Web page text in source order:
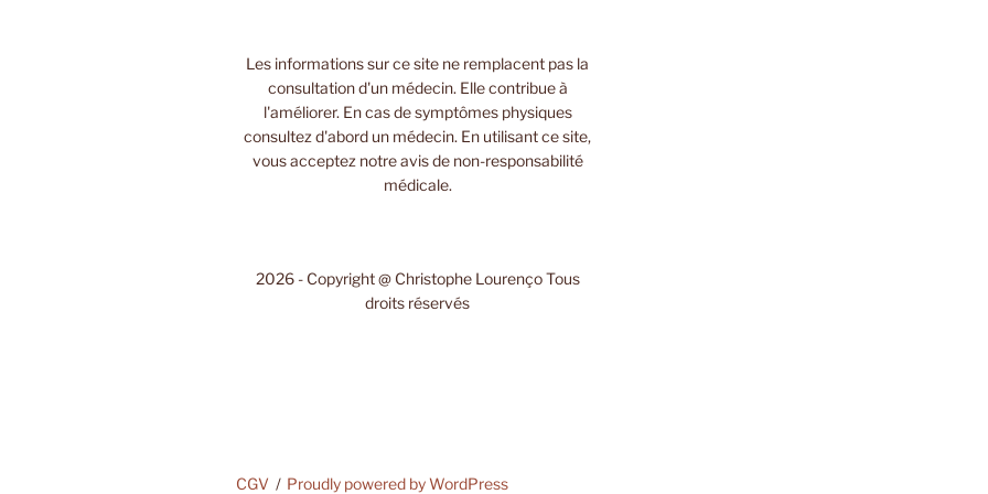
Les informations sur ce site ne remplacent pas la
consultation d'un médecin. Elle contribue à
l'améliorer. En cas de symptômes physiques
consultez d'abord un médecin. En utilisant ce site,
vous acceptez notre avis de non-responsabilité
médicale.
2026 - Copyright @ Christophe Lourenço Tous
droits réservés
CGV Proudly powered by WordPress